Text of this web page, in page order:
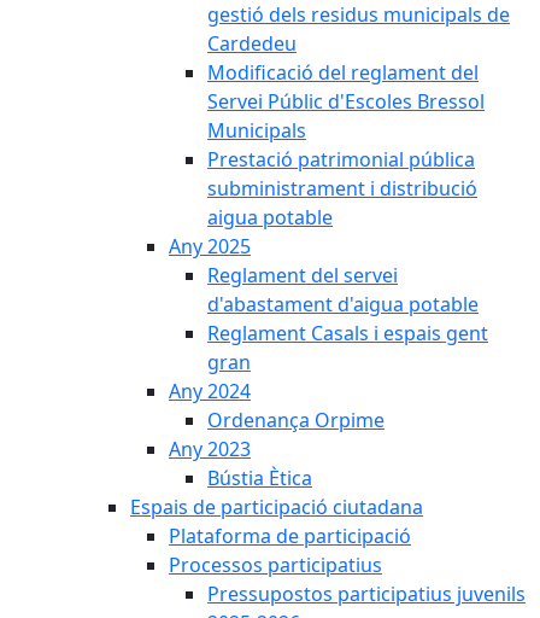
gestió dels residus municipals de
Cardedeu
Modificació del reglament del
Servei Públic d'Escoles Bressol
Municipals
Prestació patrimonial pública
subministrament i distribució
aigua potable
Any 2025
Reglament del servei
d'abastament d'aigua potable
Reglament Casals i espais gent
gran
Any 2024
Ordenança Orpime
Any 2023
Bústia Ètica
Espais de participació ciutadana
Plataforma de participació
Processos participatius
Pressupostos participatius juvenils